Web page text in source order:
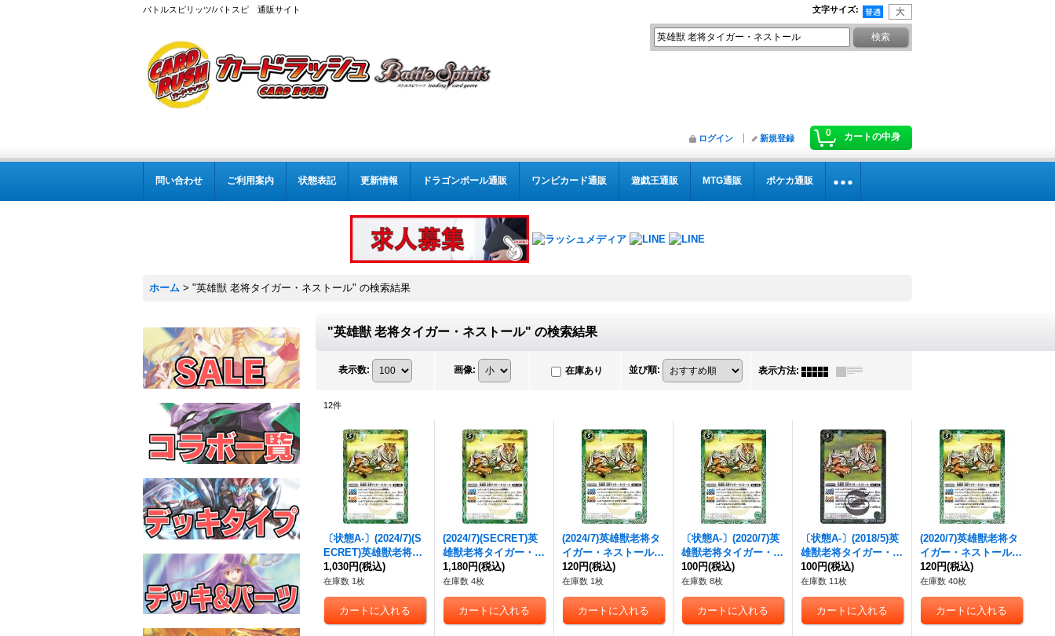
バトルスピリッツ/バトスピ 通販サイト 文字サイズ:
0 カートの中身
ログイン 新規登録
問い合わせ ご利用案内 状態表記 更新情報 ドラゴンボール通販 ワンピカード通販 遊戯王通販 MTG通販 ポケカ通販
ホーム > "英雄獣 老将タイガー・ネストール" の検索結果
"英雄獣 老将タイガー・ネストール" の検索結果
表示数: 画像: 在庫あり 並び順: 表示方法:
12件
〔状態A-〕(2024/7)(S
ECRET)英雄獣老将タ
イガー・ネストール
レア仕様/LM2024収
録)【R-SEC】{BS44-0
33}《緑》
1,030円(税込)
在庫数 1枚
(2024/7)(SECRET)英
雄獣老将タイガー・ネ
ストール(Xレア仕様/L
M2024収録)【R-SE
C】{BS44-033}《緑》
1,180円(税込)
在庫数 4枚
(2024/7)英雄獣老将タ
イガー・ネストール(X
レア仕様/LM2024収
録)【R】{BS44-033}
《緑》
120円(税込)
在庫数 1枚
〔状態A-〕(2020/7)英
雄獣老将タイガー・ネ
ストール(BSC36収録)
【R】{BS44-033}
《緑》
100円(税込)
在庫数 8枚
〔状態A-〕(2018/5)英
雄獣老将タイガー・ネ
ストール【R】{BS44-
033}《緑》
100円(税込)
在庫数 11枚
(2020/7)英雄獣老将タ
イガー・ネストール(B
SC36収録)【R】{BS4
4-033}《緑》
120円(税込)
在庫数 40枚